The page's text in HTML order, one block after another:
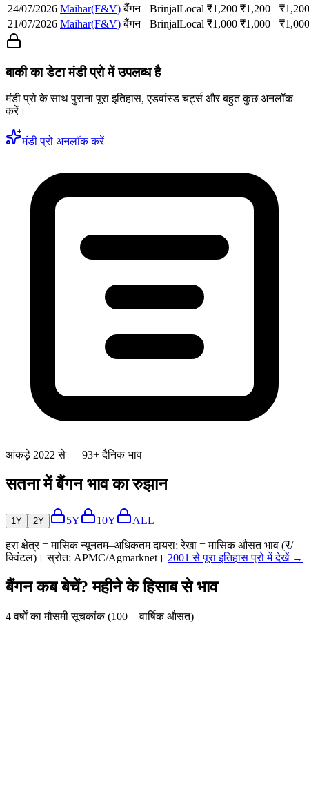
24/07/2026 Maihar(F&V) बैंगन BrinjalLocal ₹1,200 ₹1,200 ₹1,200
21/07/2026 Maihar(F&V) बैंगन BrinjalLocal ₹1,000 ₹1,000 ₹1,000
बाकी का डेटा मंडी प्रो में उपलब्ध है
मंडी प्रो के साथ पुराना पूरा इतिहास, एडवांस्ड चर्ट्स और बहुत कुछ अनलॉक
करें।
मंडी प्रो अनलॉक करें
आंकड़े 2022 से — 93+ दैनिक भाव
सतना में बैंगन भाव का रुझान
1Y 2Y 5Y 10Y ALL
हरा क्षेत्र = मासिक न्यूनतम–अधिकतम दायरा; रेखा = मासिक औसत भाव (₹/
क्विंटल)। स्रोत: APMC/Agmarknet। 2001 से पूरा इतिहास प्रो में देखें →
बैंगन कब बेचें? महीने के हिसाब से भाव
4 वर्षों का मौसमी सूचकांक (100 = वार्षिक औसत)